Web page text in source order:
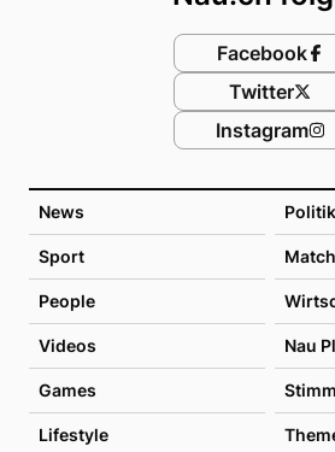
News Politik
Sport
People
Videos Nau
Games
Lifestyle
Facebook
Twitter
Instagram